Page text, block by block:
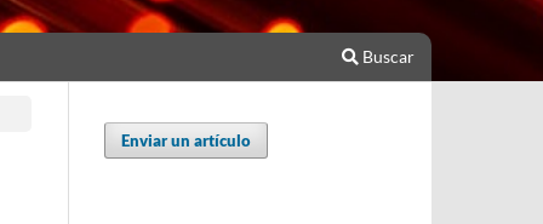
Buscar
Enviar un artículo